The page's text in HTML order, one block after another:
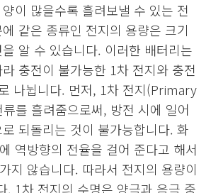
이 많을수록 흘려보낼 수 있는 전
같은 종류인 전지의 용량은 크기
알 수 있습니다. 이러한 배터리는
충전이 불가능한 1차 전지와 충전
나뉩니다. 먼저, 1차 전지(Primary
를 흘려줌으로써, 방전 시에 일어
되돌리는 것이 불가능합니다. 화
역방향의 전율을 걸어 준다고 해서
지 않습니다. 따라서 전지의 용량이
. 1차 전지의 수명은 양극과 음극 중